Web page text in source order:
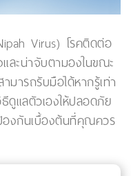
Virus) โรคติดต่อ
ละน่าจับตามองในขณะ
ารถรับมือได้หากรู้เท่า
ดูแลตัวเองให้ปลอดภัย
องกันเบื้องต้นที่คุณควร